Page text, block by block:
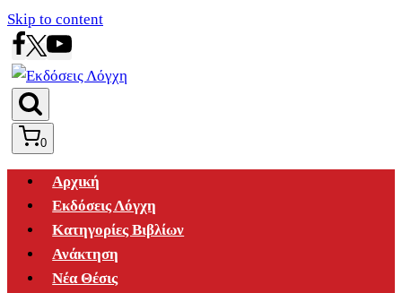
Skip to content
0
Αρχική
Εκδόσεις Λόγχη
Κατηγορίες Βιβλίων
Ανάκτηση
Νέα Θέσις